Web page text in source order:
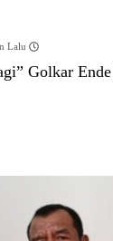
Lalu
Golkar